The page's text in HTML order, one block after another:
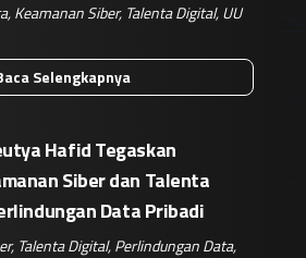
,Keamanan Siber, Talenta Digital,UU
Selengkapnya
Hafid Tegaskan
Siber dan Talenta
Data Pribadi
, Talenta Digital,Perlindungan Data,